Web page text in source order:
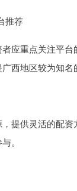
推荐
应重点关注平台
西地区较为知名
提供灵活的配资
。